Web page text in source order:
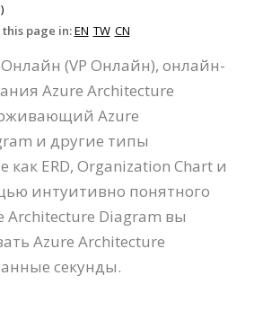
this page in:EN TW CN
(VP Онлайн), онлайн-
Azure Architecture
Azure
и другие типы
ERD, Organization Chart и
интуитивно понятного
Architecture Diagram вы
Azure Architecture
секунды.